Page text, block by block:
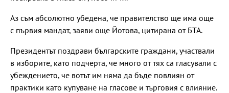
Аз съм абсолютно убедена, че правителство ще има още
с първия мандат, заяви още Йотова, цитирана от БТА.
Президентът поздрави българските граждани, участвали
в изборите, като подчерта, че много от тях са гласували с
убеждението, че вотът им няма да бъде повлиян от
практики като купуване на гласове и търговия с влияние.